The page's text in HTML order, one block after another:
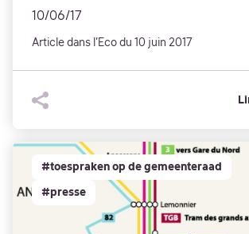
10/06/17
Article dans l’Eco du 10 juin 2017
#toespraken op de gemeenteraad
#presse